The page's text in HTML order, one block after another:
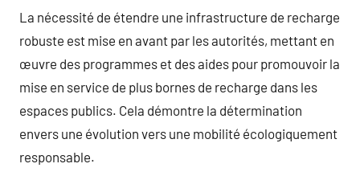
La nécessité de étendre une infrastructure de recharge
robuste est mise en avant par les autorités, mettant en
œuvre des programmes et des aides pour promouvoir la
mise en service de plus bornes de recharge dans les
espaces publics. Cela démontre la détermination
envers une évolution vers une mobilité écologiquement
responsable.